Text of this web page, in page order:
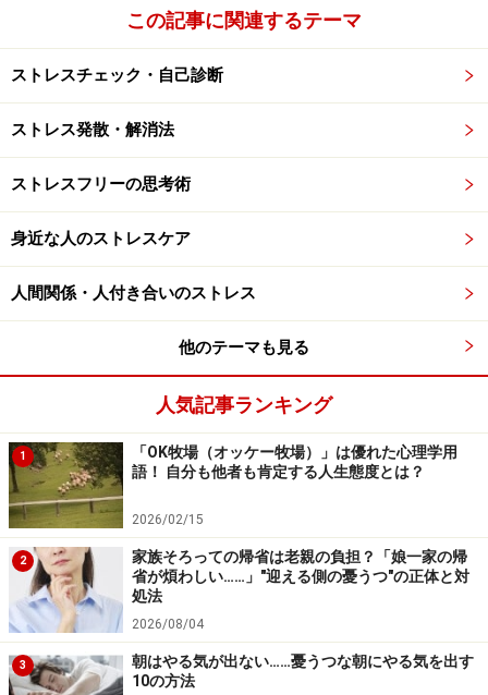
たとえば、若い頃には「男らしさ」にプライドを持って
惑うことが少なくありません。涙もろくなったり、やさ
しさややすらぎに共感したくなるのもそのせいです。
このような自分の多面性に直面すると、当初は「自分は
弱くなったのだろうか」「どちらが本当の自分なのだろ
と、自分の中にある男性性も女性性にも親しみを感じて
きて、そのどちらの自分も素直に表現できることに喜び
さまざまな側面を認め、受け入れ、心の全体性を実現し
ていくことに意識が向かっていくのです。
人生の目的を見失いがちな中年期こそ、心
の深層に目を向けてみよう
とはいえ、このような方向性に心が向かっていけるの
も、ある程度「自我」を確立できてこそです。中年期か
この記事に関連するテーマ
ストレスチェック・自己診断
ストレス発散・解消法
ストレスフリーの思考術
身近な人のストレスケア
人間関係・人付き合いのストレス
他のテーマも見る
人気記事ランキング
1
「OK牧場（オッケー牧場）」は優れた心理学用
語！ 自分も他者も肯定する人生態度とは？
2026/02/15
2
家族そろっての帰省は老親の負担？「娘一家の帰
省が煩わしい……」"迎える側の憂うつ"の正体と対
処法
2026/08/04
3
朝はやる気が出ない……憂うつな朝にやる気を出す
10の方法